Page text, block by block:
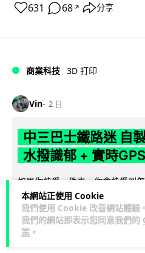
本網站正使用 Cookie
我們使用 Cookie 改善網站體驗
我們的網站即表示您同意我們的
策 。
631 68 ↗ 分享
商業科技 3D 打印
Vin 2 日
中三巴士鐵路迷 自
水撥識郁 + 實時
如果你熱愛一件事，你會熱愛到
巴士鐵路迷，選擇由零開始，把
以運作的作品。他以紙皮親手製
5,156